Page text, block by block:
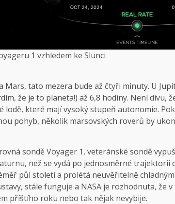
1 vzhledem ke Slunci
Mars, tato mezera bude až čtyři minuty. U
že je to planeta!) až 6,8 hodiny. Není divu,
lodě, které mají vysoký stupeň autonomie.
pohyb, několik marsovských roverů by
sondě Voyager 1, veteránské sondě
než se vydá po jednosměrné
půl století a prolétá neuvěřitelně
stále funguje a NASA je rozhodnuta, že
příštího roku nebo tak nějak nevybije.